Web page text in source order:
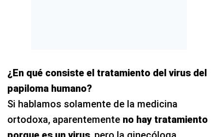
¿En qué consiste el tratamiento del virus del
papiloma humano?
Si hablamos solamente de la medicina
ortodoxa, aparentemente no hay tratamiento